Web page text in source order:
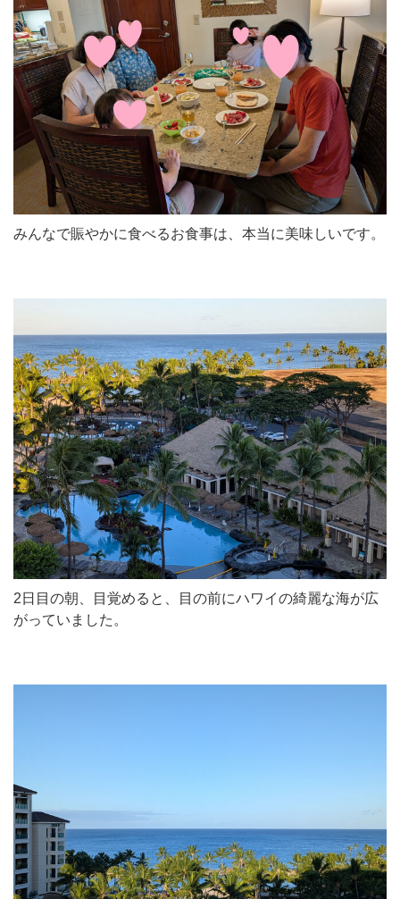
みんなで賑やかに食べるお食事は、本当に美味しいです。
2日目の朝、目覚めると、目の前にハワイの綺麗な海が広
がっていました。